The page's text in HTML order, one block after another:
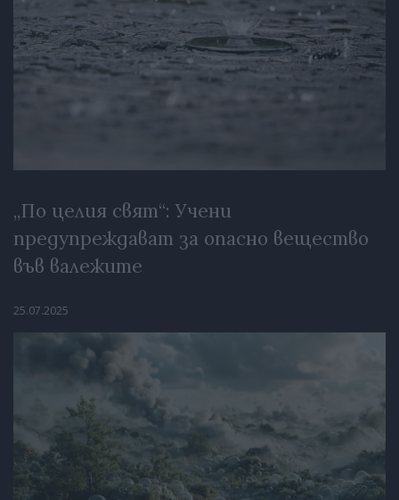
„По целия свят“: Учени
предупреждават за опасно вещество
във валежите
25.07.2025